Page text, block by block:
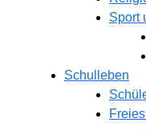
Sport
Schulleben